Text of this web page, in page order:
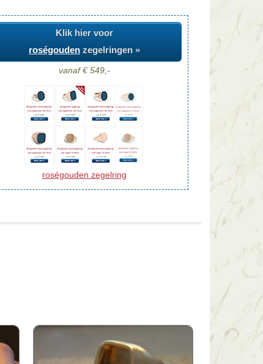
Klik hier voor
roségouden zegelringen »
vanaf € 549,-
roségouden zegelring